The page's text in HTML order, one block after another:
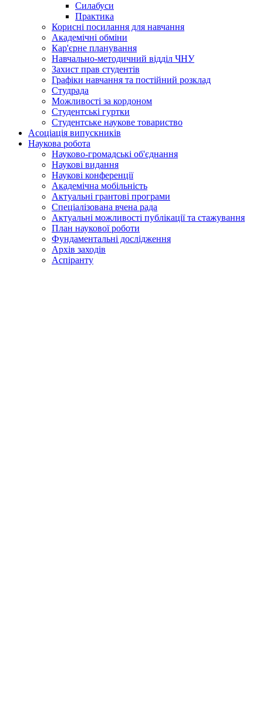
Силабуси
Практика
Корисні посилання для навчання
Академічні обміни
Кар'єрне планування
Навчально-методичний відділ ЧНУ
Захист прав студентів
Графіки навчання та постійний розклад
Студрада
Можливості за кордоном
Студентські гуртки
Студентське наукове товариство
Асоціація випускників
Наукова робота
Науково-громадські об'єднання
Наукові видання
Наукові конференції
Академічна мобільність
Актуальні грантові програми
Спеціалізована вчена рада
Актуальні можливості публікації та стажування
План наукової роботи
Фундаментальні дослідження
Архів заходів
Аспіранту